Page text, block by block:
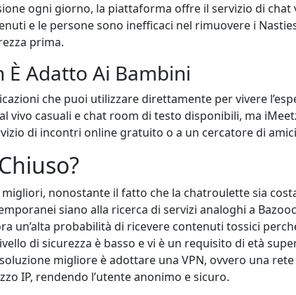
ogni giorno, la piattaforma offre il servizio di chat
e le persone sono inefficaci nel rimuovere i
prima.
È Adatto Ai Bambini
che puoi utilizzare direttamente per vivere
vivo casuali e chat room di testo disponibili, ma
di incontri online gratuito o a un cercatore di
nonostante il fatto che la chatroulette sia
siano alla ricerca di servizi analoghi a
un’alta probabilità di ricevere contenuti tossici
di sicurezza è basso e vi è un requisito di età
migliore è adottare una VPN, ovvero una
IP, rendendo l’utente anonimo e sicuro.